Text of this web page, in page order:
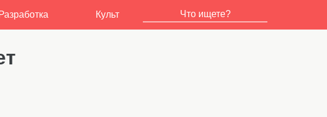
Разработка Культ